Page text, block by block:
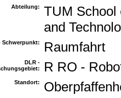
Abteilung:
TUM School
and
Schwerpunkt: Raumfahrt
DLR -
R RO -
Standort: